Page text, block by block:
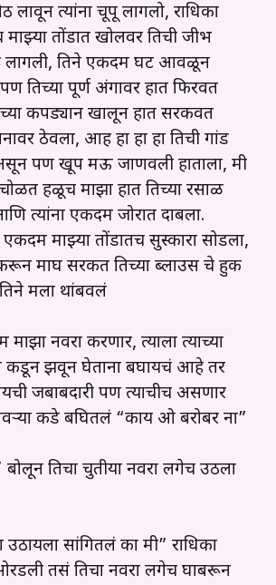
त्यांना चूपू लागलो, राधिका
तोंडात खोलवर तिची जीभ
तिने एकदम घट आवळून
तिच्या पूर्ण अंगावर हात फिरवत
कपड्यान खालून हात सरकवत
ठेवला, आह हा हा हा तिची गांड
पण खूप मऊ जाणवली हाताला, मी
हळूच माझा हात तिच्या रसाळ
त्यांना एकदम जोरात दाबला.
एकदम माझ्या तोंडातच सुस्कारा सोडला,
माघ सरकत तिच्या ब्लाउस चे हुक
मला थांबवलं
नवरा करणार, त्याला त्याच्या
कडून झवून घेताना बघायचं आहे तर
जबाबदारी पण त्याचीच असणार
कडे बघितलं “काय ओ बरोबर ना”
बोलून तिचा चुतीया नवरा लगेच उठला
सांगितलं का मी” राधिका
तसं तिचा नवरा लगेच घाबरून